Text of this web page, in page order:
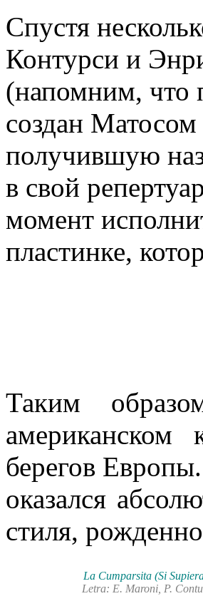
Спустя
Контурси и
(напомним, что
создан
получившую
в свой
момент
пластинке,
Таким
берегов
оказался
стиля,
La Cumparsita (Si
Letra: E. Maroni, P.